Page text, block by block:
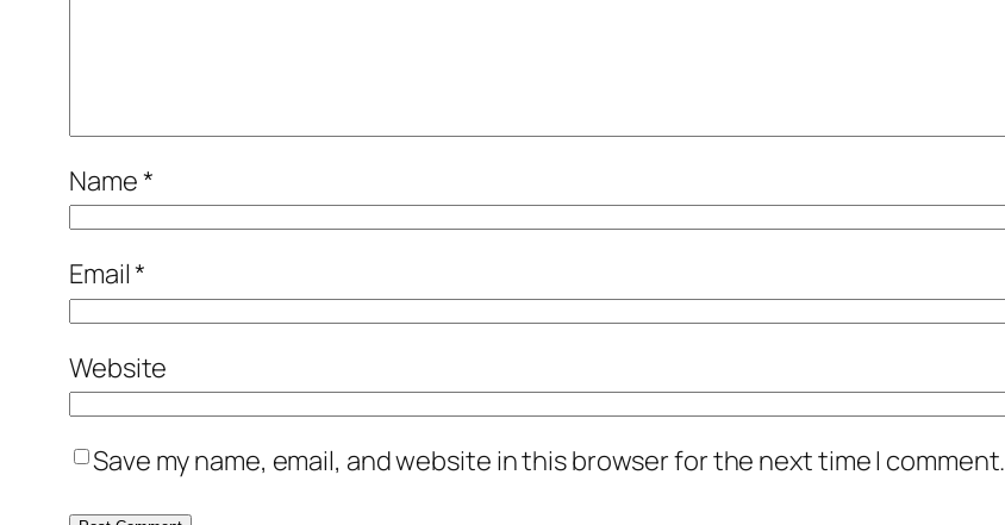
Name*
Email*
Website
Save my name, email, and website in this browser for the next time I comment.